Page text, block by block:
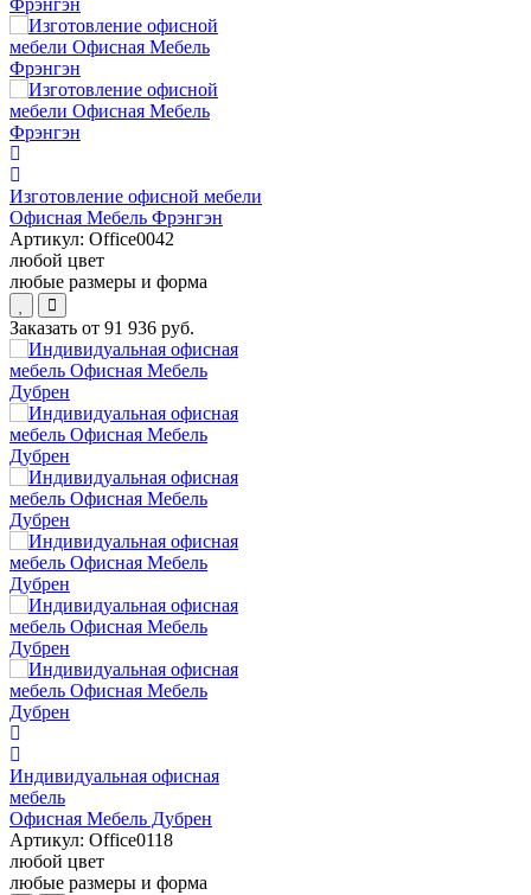
Изготовление офисной мебели
Офисная Мебель Фрэнгэн
Артикул: Office0042
любой цвет
любые размеры и форма
Заказать от 91 936 руб.
Индивидуальная офисная
мебель
Офисная Мебель Дубрен
Артикул: Office0118
любой цвет
любые размеры и форма